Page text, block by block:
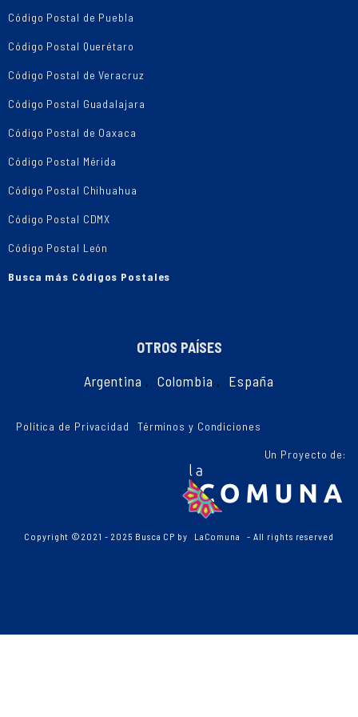
Código Postal de Puebla
Código Postal Querétaro
Código Postal de Veracruz
Código Postal Guadalajara
Código Postal de Oaxaca
Código Postal Mérida
Código Postal Chihuahua
Código Postal CDMX
Código Postal León
Busca más Códigos Postales
OTROS PAÍSES
Argentina , Colombia , España
Política de Privacidad Términos y Condiciones
Un Proyecto de:
Copyright ©2021 - 2025 Busca CP by LaComuna - All rights reserved